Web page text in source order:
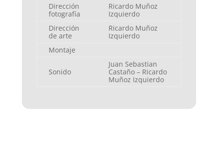
Dirección
fotografía
Ricardo Muñoz
Izquierdo
Dirección
de arte
Ricardo Muñoz
Izquierdo
Montaje
Sonido
Juan Sebastian
Castaño – Ricardo
Muñoz Izquierdo